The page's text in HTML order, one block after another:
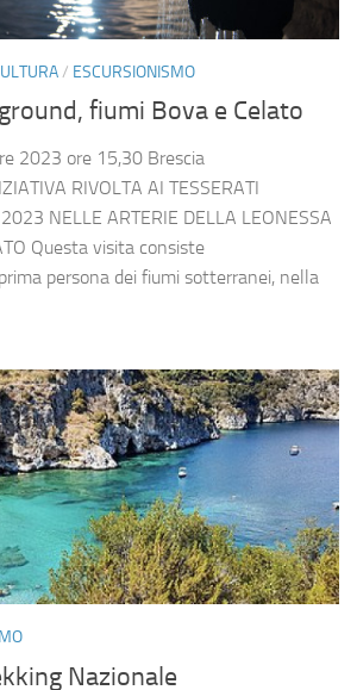
/ ESCURSIONISMO
fiumi Bova e Celato
2023 ore 15,30 Brescia
RIVOLTA AI TESSERATI
NELLE ARTERIE DELLA LEONESSA
Questa visita consiste
persona dei fiumi sotterranei, nella
Nazionale